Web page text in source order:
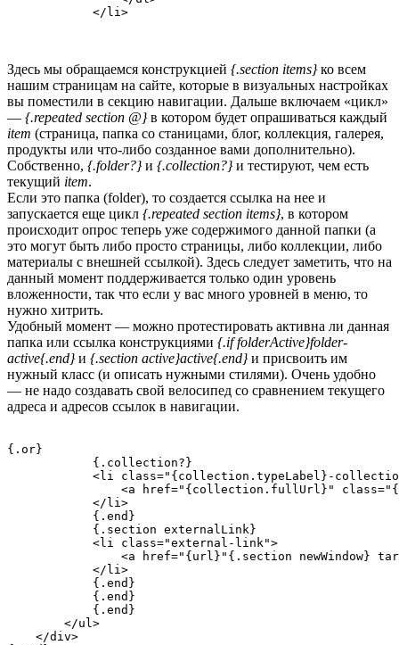
Здесь мы обращаемся конструкцией {.section items}ко всем
нашим страницам на сайте, которые в визуальных настройках
вы поместили в секцию навигации. Дальше включаем «цикл»
— {.repeated section @}в котором будет опрашиваться каждый
item (страница, папка со станицами, блог, коллекция, галерея,
продукты или что-либо созданное вами дополнительно).
Собственно, {.folder?}и {.collection?}и тестируют, чем есть
текущий item.
Если это папка (folder), то создается ссылка на нее и
запускается еще цикл {.repeated section items}, в котором
происходит опрос теперь уже содержимого данной папки (а
это могут быть либо просто страницы, либо коллекции, либо
материалы с внешней ссылкой). Здесь следует заметить, что на
данный момент поддерживается только один уровень
вложенности, так что если у вас много уровней в меню, то
нужно хитрить.
Удобный момент — можно протестировать активна ли данная
папка или ссылка конструкциями {.if folderActive}folder-
active{.end}и {.section active}active{.end}и присвоить им
нужный класс (и описать нужными стилями). Очень удобно
— не надо создавать свой велосипед со сравнением текущего
адреса и адресов ссылок в навигации.
{.or}
            {.collection?}
<li class="{collection.typeLabel}-
<a href="{collection.fullUrl}"
            </li>
            {.end}
            {.section externalLink}
            <li class="external-link">
<a href="{url}"{.section newWindow}
            </li>
            {.end}
            {.end}
            {.end}
        </ul>
    </div>